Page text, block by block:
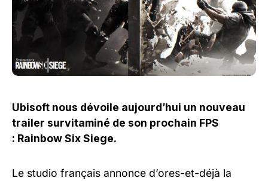
Ubisoft nous dévoile aujourd’hui un nouveau
trailer survitaminé de son prochain FPS
: Rainbow Six Siege.
Le studio français annonce d’ores-et-déjà la